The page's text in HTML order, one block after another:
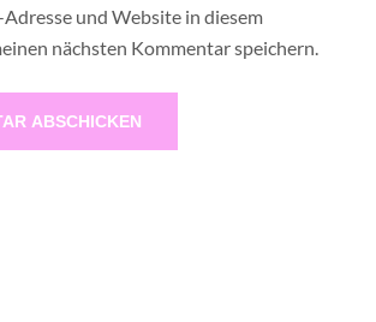
und Website in diesem
nächsten Kommentar speichern.